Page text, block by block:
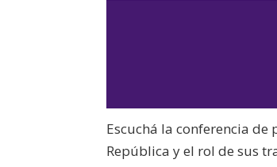
Escuchá la conferencia de
República y el rol de sus